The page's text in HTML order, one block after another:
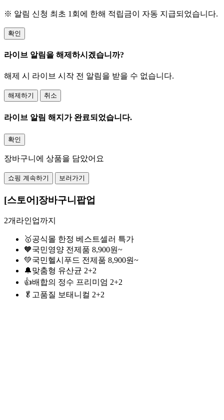
※ 알림 신청 최초 1회에 한해 적립금이 자동 지급되었습니다.
확인
라이브 알림을 해제하시겠습니까?
해제 시 라이브 시작 전 알림을 받을 수 없습니다.
해제하기 취소
라이브 알림 해지가 완료되었습니다.
확인
장바구니에 상품을 담았어요
쇼핑 계속하기 보러가기
[스토어]장바구니팝업
2개라인업까지
🥇공식몰 한정 베스트셀러 특가
🧡국민영양 전제품 8,900원~
💚국민헬시푸드 전제품 8,900원~
🔔맞춤형 유산균 2+2
👍배합의 정수 프리미엄 2+2
🥬고품질 보태니컬 2+2